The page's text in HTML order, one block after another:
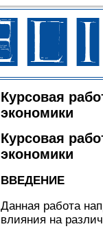
Курсовая
экономики
Курсовая
экономики
ВВЕДЕНИЕ
Данная работа
влияния на